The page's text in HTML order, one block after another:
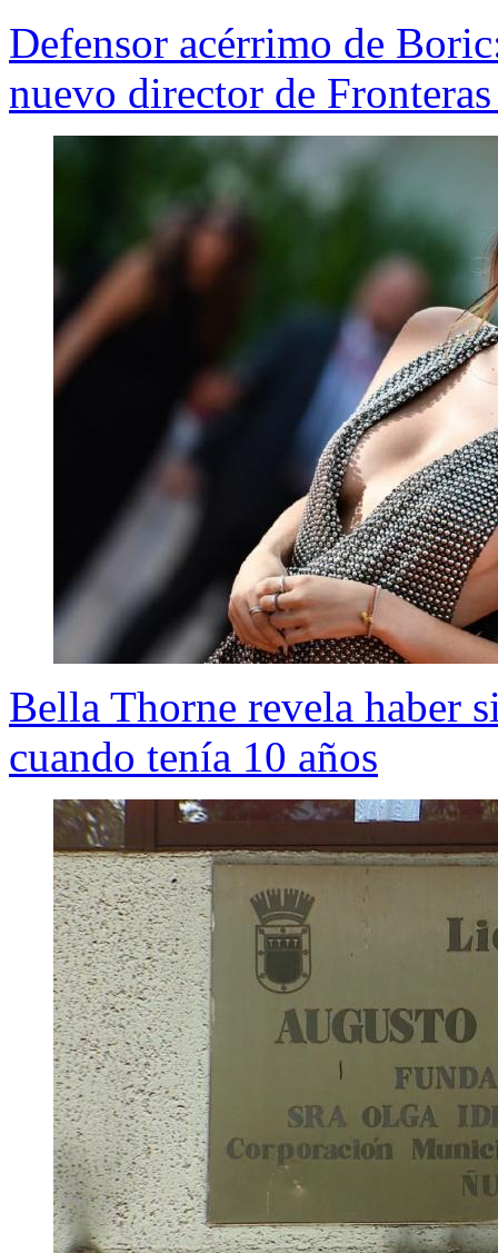
Defensor acérrimo de
nuevo director de
Bella Thorne revela haber
cuando tenía 10 años